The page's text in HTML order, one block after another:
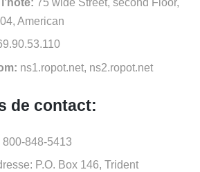
75 wide Street, second Floor,
American
ns1.ropot.net, ns2.ropot.net
de contact:
800-848-5413
P.O. Box 146, Trident